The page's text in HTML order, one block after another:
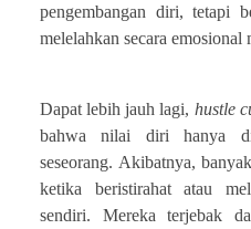
pengembangan diri, tetapi
melelahkan secara emosional
Dapat lebih jauh lagi, hustle
bahwa nilai diri hanya
seseorang. Akibatnya,
ketika beristirahat atau
sendiri. Mereka terjebak